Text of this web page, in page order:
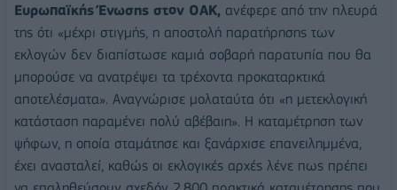
Ευρωπαϊκής Ένωσης στον ΟΑΚ, ανέφερε από την πλευρά
της ότι «μέχρι στιγμής, η αποστολή παρατήρησης των
εκλογών δεν διαπίστωσε καμιά σοβαρή παρατυπία που θα
μπορούσε να ανατρέψει τα τρέχοντα προκαταρκτικά
αποτελέσματα». Αναγνώρισε μολαταύτα ότι «η μετεκλογική
κατάσταση παραμένει πολύ αβέβαιη». Η καταμέτρηση των
ψήφων, η οποία σταμάτησε και ξανάρχισε επανειλημμένα,
έχει ανασταλεί, καθώς οι εκλογικές αρχές λένε πως πρέπει